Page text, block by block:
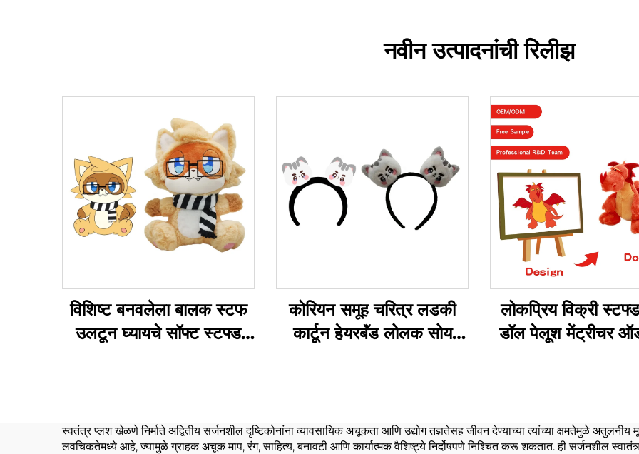
नवीन उत्पादनांची रिलीझ
विशिष्ट बनवलेला बालक स्टफ
उलटून घ्यायचे सॉफ्ट स्टफ्ड
कोरियन समूह चरित्र लडकी
कार्टून हेयरबॅंड लोलक सोय
लोकप्रिय विक्री
डॉल पेलूश मेंट्रीचर
स्वतंत्र प्लश खेळणे निर्माते अद्वितीय सर्जनशील दृष्टिकोनांना व्यावसायिक अचूकता आणि उद्योग तज्ञतेसह जीवन देण्याच्या त्यांच्या क्षमतेमुळे अतुलनीय
लवचिकतेमध्ये आहे, ज्यामुळे ग्राहक अचूक माप, रंग, साहित्य, बनावटी आणि कार्यात्मक वैशिष्ट्ये निर्दोषपणे निश्चित करू शकतात. ही सर्जनशील